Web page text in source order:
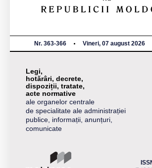
Nr. 363-366 Vineri, 07 august 2026
Legi,
hotărâri, decrete,
dispoziții, tratate,
acte normative
ale organelor centrale
de specialitate ale administrației
publice, informații, anunțuri,
comunicate